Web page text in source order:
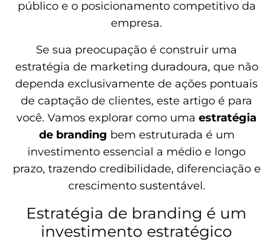
público e o posicionamento competitivo da
empresa.
Se sua preocupação é construir uma
estratégia de marketing duradoura, que não
dependa exclusivamente de ações pontuais
de captação de clientes, este artigo é para
você. Vamos explorar como uma estratégia
de branding bem estruturada é um
investimento essencial a médio e longo
prazo, trazendo credibilidade, diferenciação e
crescimento sustentável.
Estratégia de branding é um
investimento estratégico